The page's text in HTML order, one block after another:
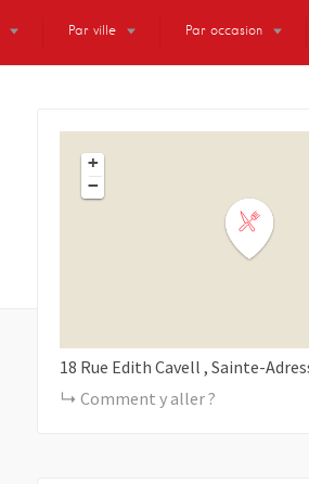
Par ville Par occasion
+
−
18 Rue Edith Cavell Sainte-
Comment y aller ?